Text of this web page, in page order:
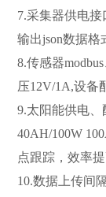
7.采集器供电接
输出json数据格
8.传感器
压12V/1A,设备
9.太阳能供电
40AH/
点跟踪，效率
10.数据上传间